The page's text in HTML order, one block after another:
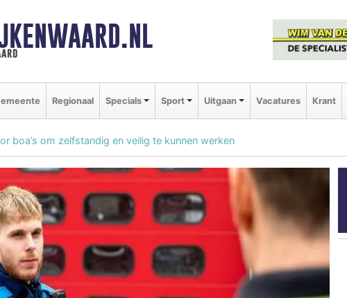
Regionaal Specials Sport Uitgaan Vacatures Krant
boa’s om zelfstandig en veilig te kunnen werken